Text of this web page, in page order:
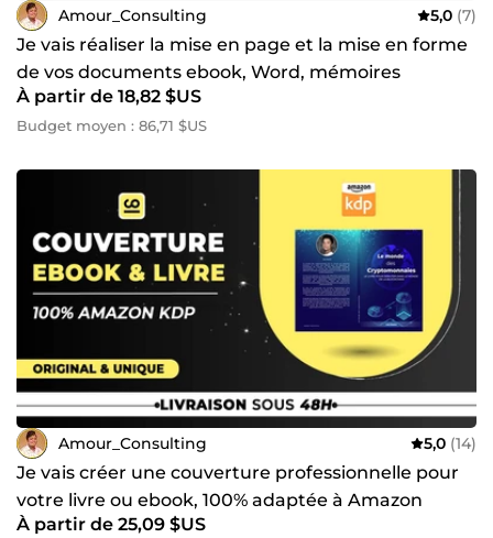
Amour_Consulting 5,0 (7)
Je vais réaliser la mise en page et la mise en forme
de vos documents ebook, Word, mémoires
À partir de 18,82 $US
Budget moyen : 86,71 $US
Amour_Consulting 5,0 (14)
Je vais créer une couverture professionnelle pour
votre livre ou ebook, 100% adaptée à Amazon
À partir de 25,09 $US